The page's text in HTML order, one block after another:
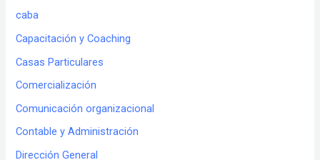
caba
Capacitación y Coaching
Casas Particulares
Comercialización
Comunicación organizacional
Contable y Administración
Dirección General